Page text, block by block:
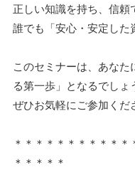
正しい知識を持ち、信頼
誰でも「安心・安定した
このセミナーは、あなた
る第一歩」となるでしょ
ぜひお気軽にご参加くだ
＊＊＊＊＊＊＊＊＊＊
＊＊＊＊＊